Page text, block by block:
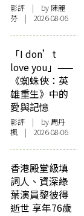
影評 | by 陳麗
芬 | 2026-08-06
「I don’t
love you」——
《蜘蛛俠：英
雄重生》中的
愛與記憶
影評 | by周丹
楓 | 2026-08-06
香港殿堂級填
詞人、資深綠
葉演員黎彼得
逝世 享年76歲